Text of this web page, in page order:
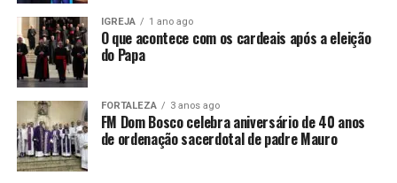
IGREJA 1 ano ago
O que acontece com os cardeais após a eleição
do Papa
FORTALEZA 3 anos ago
FM Dom Bosco celebra aniversário de 40 anos
de ordenação sacerdotal de padre Mauro